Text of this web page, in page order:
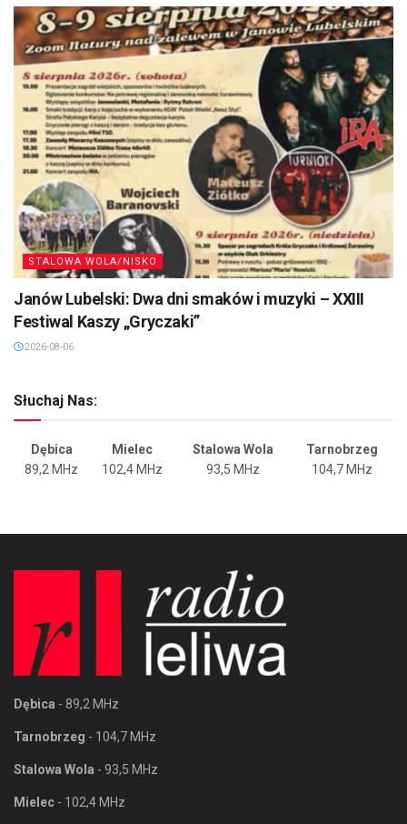
STALOWA WOLA/NISKO
Janów Lubelski: Dwa dni smaków i muzyki – XXIII
Festiwal Kaszy „Gryczaki”
2026-08-06
Słuchaj Nas:
Dębica Mielec Stalowa Wola
Tarnobrzeg
89,2 MHz
102,4 MHz 93,5 MHz 104,7 MHz
Dębica - 89,2 MHz
Tarnobrzeg - 104,7 MHz
Stalowa Wola - 93,5 MHz
Mielec - 102,4 MHz